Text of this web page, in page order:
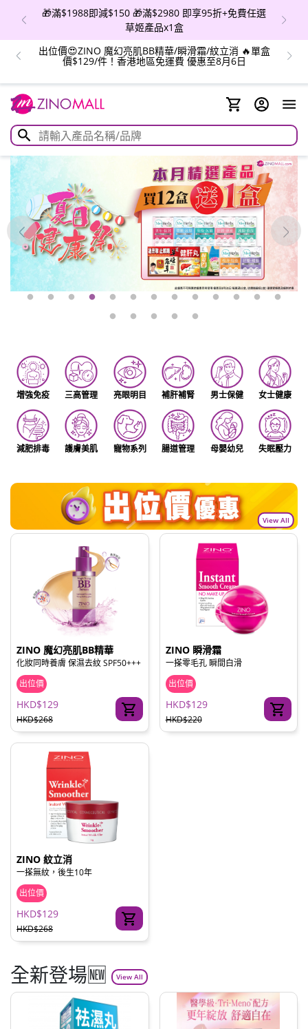
🎁滿$1988即減$150 🎁滿$2980 即享95折+免費任選
草姬產品x1盒
出位價😍ZINO 魔幻亮肌BB精華/瞬滑霜/紋立消 🔥單盒
價$129/件！香港地區免運費 優惠至8月6日
增強免疫 三高管理 亮眼明目 補肝補腎 男士保健 女士健康
減肥排毒 護膚美肌 寵物系列 腸道管理 母嬰幼兒 失眠壓力
View All
ZINO 魔幻亮肌BB精華
化妝同時養膚 保濕去紋 SPF50+++
出位價
HKD$129
HKD$268
ZINO 瞬滑霜
一搽零毛孔 瞬間白滑
出位價
HKD$129
HKD$220
ZINO 紋立消
一搽無紋，後生10年
出位價
HKD$129
HKD$268
全新登場🆕 View All